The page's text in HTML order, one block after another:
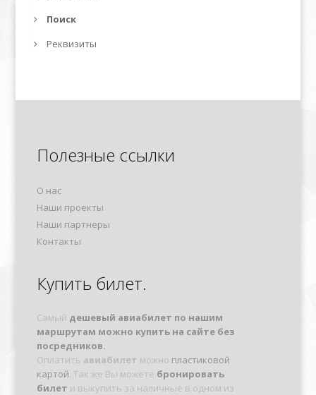
Поиск
Реквизиты
Полезные ссылки
О нас
Наши проекты
Наши партнеры
Контакты
Купить билет.
Самый дешевый авиабилет по нашим
маршрутам можно купить на сайте без
посредников.
Оплатить авиабилет можно пластиковой
картой. Так же Вы можете бронировать
билет и выкупить за наличные в одном из